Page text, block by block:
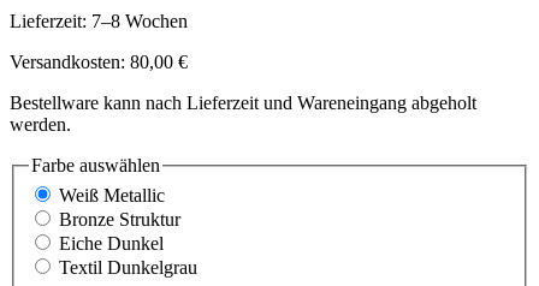
Lieferzeit: 7–8 Wochen
Versandkosten: 80,00 €
Bestellware kann nach Lieferzeit und Wareneingang abgeholt
werden.
Farbe auswählen
Weiß Metallic
Bronze Struktur
Eiche Dunkel
Textil Dunkelgrau